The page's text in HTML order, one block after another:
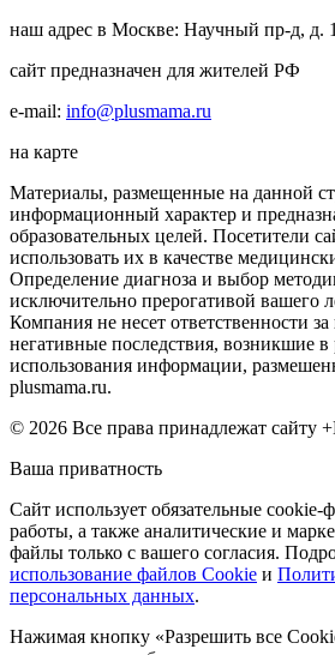
наш адрес в Москве: Научный пр-д, д.
сайт предназначен для жителей РФ
e-mail: info@plusmama.ru
на карте
Материалы, размещенные на данной
информационный характер и
образовательных целей. Посетители
использовать их в качестве
Определение диагноза и выбор
исключительно прерогативой вашего
Компания не несет ответственности
негативные последствия, возникшие в
использования информации,
plusmama.ru.
© 2026 Все права принадлежат
Ваша приватность
Сайт использует обязательные cookie-
работы, а также аналитические и
файлы только с вашего согласия.
использование файлов Cookie и
персональных данных.
Нажимая кнопку «Разрешить все